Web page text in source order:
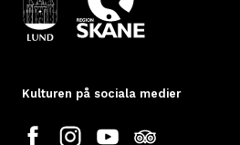
Kulturen på sociala medier